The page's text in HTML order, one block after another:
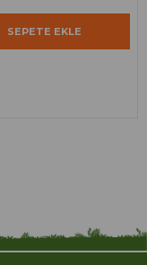
SEPETE EKLE